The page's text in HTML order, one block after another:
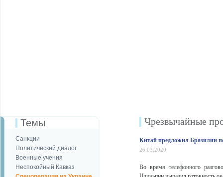
Темы
Санкции
Политический диалог
Военные учения
Неспокойный Кавказ
Чрезвычайные
Китай предложил Бразилии
26.03.2020
Во время телефонного